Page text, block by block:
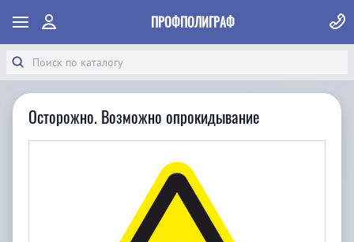
ПРОФПОЛИГРАФ
Осторожно. Возможно опрокидывание